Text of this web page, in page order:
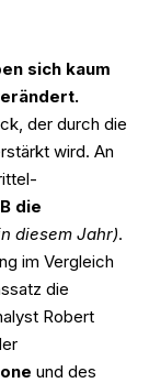
sich kaum
der durch die
wird. An
die
diesem Jahr).
im Vergleich
die
Robert
und des